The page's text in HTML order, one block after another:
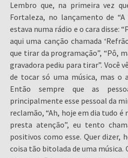
Lembro que, na primeira vez
Fortaleza, no lançamento de “A
estava numa rádio e o cara disse:
aqui uma canção chamada
que tirar da programação”, “Pô,
gravadora pediu para tirar”. Você
de tocar só uma música, mas o
Então sempre que as
principalmente esse pessoal da
reclamão, “Ah, hoje em dia tudo
presta atenção”, eu tento
positivos como esse. Quer dizer,
coisa tão bitolada de uma música.